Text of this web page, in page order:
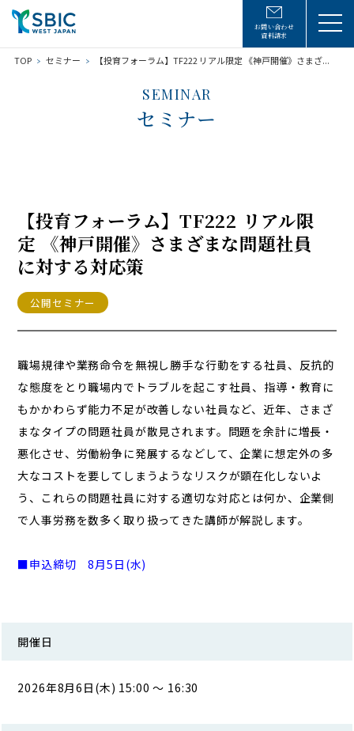
お問い合わせ
資料請求
TOP セミナー 【投育フォーラム】TF222 リアル限定 《神戸開催》さまざ...
SEMINAR
セミナー
【投育フォーラム】TF222 リアル限
定 《神戸開催》さまざまな問題社員
に対する対応策
公開セミナー
職場規律や業務命令を無視し勝手な行動をする社員、反抗的
な態度をとり職場内でトラブルを起こす社員、指導・教育に
もかかわらず能力不足が改善しない社員など、近年、さまざ
まなタイプの問題社員が散見されます。問題を余計に増長・
悪化させ、労働紛争に発展するなどして、企業に想定外の多
大なコストを要してしまうようなリスクが顕在化しないよ
う、これらの問題社員に対する適切な対応とは何か、企業側
で人事労務を数多く取り扱ってきた講師が解説します。
■申込締切 8月5日(水)
開催日
2026年8月6日(木) 15:00 ～ 16:30